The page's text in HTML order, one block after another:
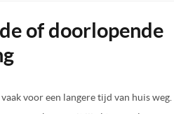
of doorlopende
voor een langere tijd van huis weg.